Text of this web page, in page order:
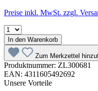
Preise inkl. MwSt. zzgl.
In den Warenkorb
Zum Merkzettel
Produktnummer: ZL300681
EAN: 4311605492692
Unsere Vorteile